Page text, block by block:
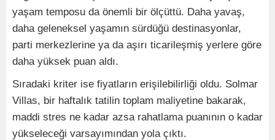
yaşam temposu da önemli bir ölçüttü. Daha yavaş,
daha geleneksel yaşamın sürdüğü destinasyonlar,
parti merkezlerine ya da aşırı ticarileşmiş yerlere göre
daha yüksek puan aldı.
Sıradaki kriter ise fiyatların erişilebilirliği oldu. Solmar
Villas, bir haftalık tatilin toplam maliyetine bakarak,
maddi stres ne kadar azsa rahatlama puanının o kadar
yükseleceği varsayımından yola çıktı.